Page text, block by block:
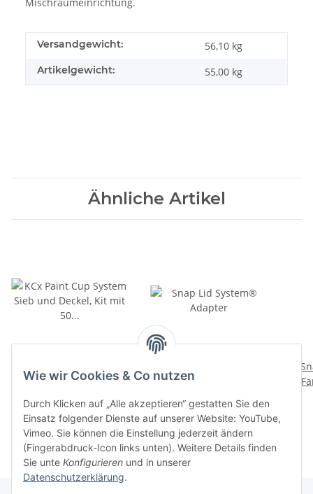
Versandgewicht: 56,10 kg
Artikelgewicht: 55,00 kg
Ähnliche Artikel
Sieb und Deckel, Kit mit
Mischbecher
Adapter
Wie wir Cookies & Co nutzen
Durch Klicken auf „Alle akzeptieren“ gestatten Sie den
Einsatz folgender Dienste auf unserer Website: YouTube,
Vimeo. Sie können die Einstellung jederzeit ändern
(Fingerabdruck-Icon links unten). Weitere Details finden
Sie unte Konfigurieren und in unserer
Datenschutzerklärung.